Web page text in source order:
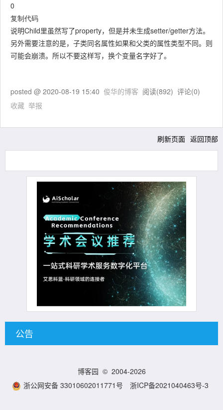
0
复制代码
说明Child里虽然写了property，但是并未生成setter/getter方法。
另外需要注意的是，子类同名属性如果和父类的属性类型不同。则
可能会崩溃。所以不要这样写，换个变量名字好了。
posted @ 2020-08-19 15:40 俊华的博客 阅读(892) 评论(0)
收藏 举报
刷新页面 返回顶部
公告
博客园 © 2004-2026
浙公网安备 33010602011771号
浙ICP备2021040463号-3